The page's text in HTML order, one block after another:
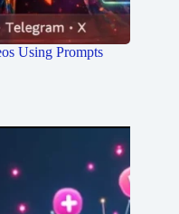
Using Prompts